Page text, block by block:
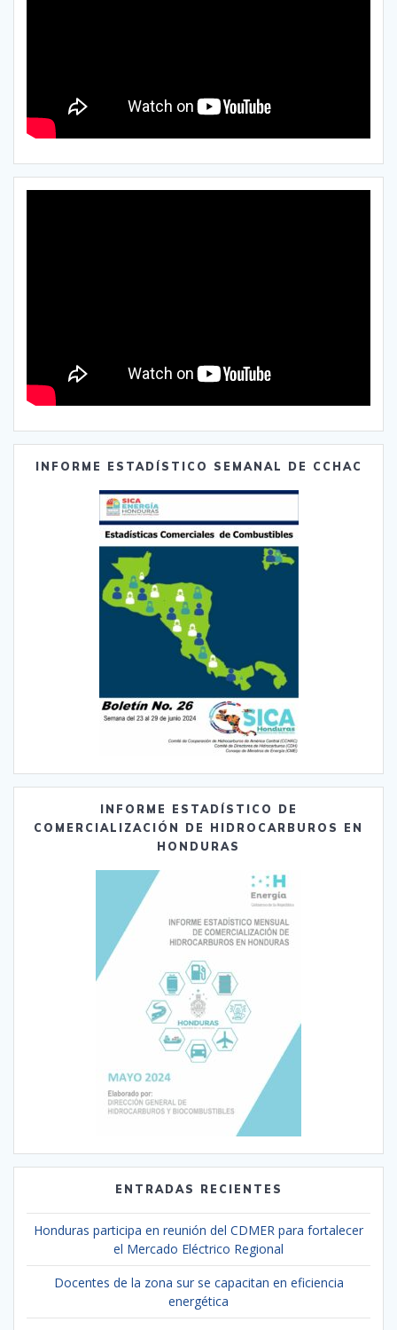
INFORME ESTADÍSTICO SEMANAL DE CCHAC
INFORME ESTADÍSTICO DE
COMERCIALIZACIÓN DE HIDROCARBUROS EN
HONDURAS
ENTRADAS RECIENTES
Honduras participa en reunión del CDMER para fortalecer
el Mercado Eléctrico Regional
Docentes de la zona sur se capacitan en eficiencia
energética